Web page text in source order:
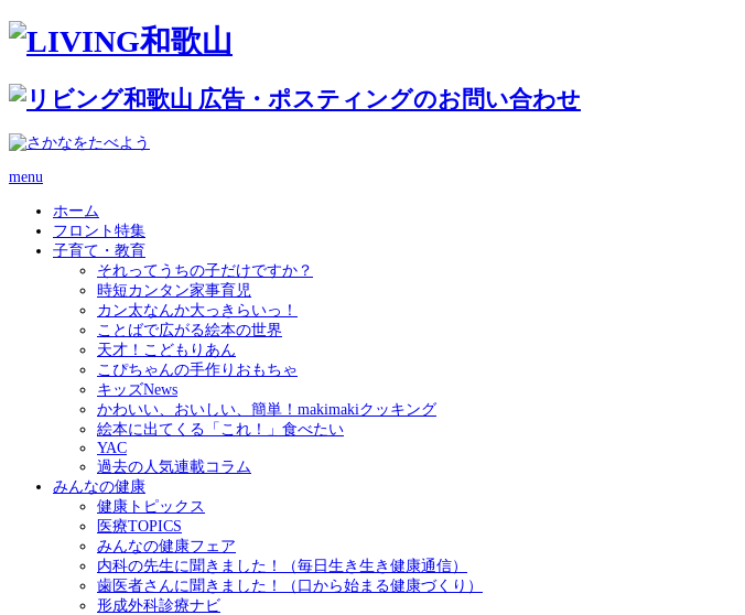
menu
ホーム
フロント特集
子育て・教育
それってうちの子だけですか？
時短カンタン家事育児
カン太なんか大っきらいっ！
ことばで広がる絵本の世界
天才！こどもりあん
こぴちゃんの手作りおもちゃ
キッズNews
かわいい、おいしい、簡単！makimakiクッキング
絵本に出てくる「これ！」食べたい
YAC
過去の人気連載コラム
みんなの健康
健康トピックス
医療TOPICS
みんなの健康フェア
内科の先生に聞きました！（毎日生き生き健康通信）
歯医者さんに聞きました！（口から始まる健康づくり）
形成外科診療ナビ